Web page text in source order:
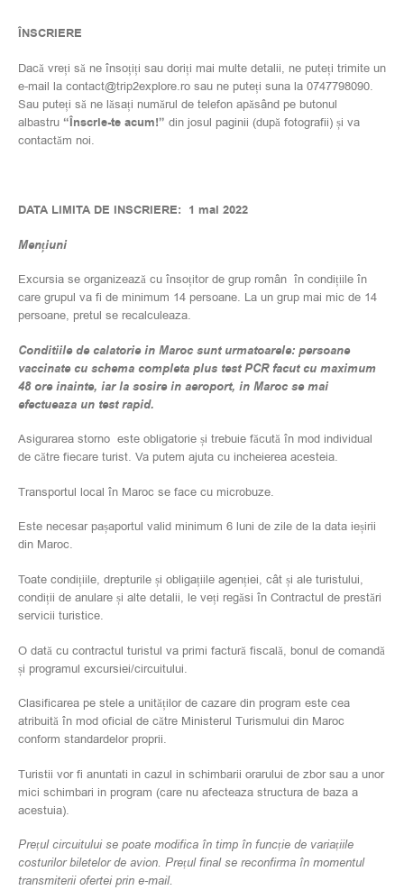
ÎNSCRIERE
Dacă vreți să ne însoțiți sau doriți mai multe detalii, ne puteți trimite un
e-mail la contact@trip2explore.ro sau ne puteți suna la 0747798090.
Sau puteți să ne lăsați numărul de telefon apăsând pe butonul
albastru “Înscrie-te acum!” din josul paginii (după fotografii) și va
contactăm noi.
DATA LIMITA DE INSCRIERE: 1 mai 2022
Mențiuni
Excursia se organizează cu însoțitor de grup român în condițiile în
care grupul va fi de minimum 14 persoane. La un grup mai mic de 14
persoane, pretul se recalculeaza.
Conditiile de calatorie in Maroc sunt urmatoarele: persoane
vaccinate cu schema completa plus test PCR facut cu maximum
48 ore inainte, iar la sosire in aeroport, in Maroc se mai
efectueaza un test rapid.
Asigurarea storno este obligatorie și trebuie făcută în mod individual
de către fiecare turist. Va putem ajuta cu incheierea acesteia.
Transportul local în Maroc se face cu microbuze.
Este necesar pașaportul valid minimum 6 luni de zile de la data ieșirii
din Maroc.
Toate condițiile, drepturile și obligațiile agenției, cât și ale turistului,
condiții de anulare și alte detalii, le veți regăsi în Contractul de prestări
servicii turistice.
O dată cu contractul turistul va primi factură fiscală, bonul de comandă
și programul excursiei/circuitului.
Clasificarea pe stele a unităților de cazare din program este cea
atribuită în mod oficial de către Ministerul Turismului din Maroc
conform standardelor proprii.
Turistii vor fi anuntati in cazul in schimbarii orarului de zbor sau a unor
mici schimbari in program (care nu afecteaza structura de baza a
acestuia).
Prețul circuitului se poate modifica în timp în funcție de variațiile
costurilor biletelor de avion. Prețul final se reconfirma în momentul
transmiterii ofertei prin e-mail.